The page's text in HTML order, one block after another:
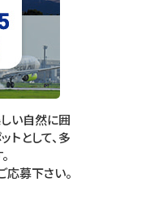
い自然に囲
トとして、多
応募下さい。